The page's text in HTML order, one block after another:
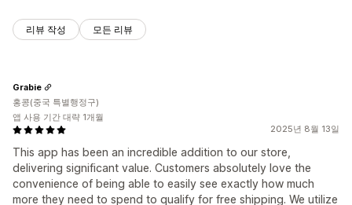
리뷰 작성 모든 리뷰
2025년 8월 13일
This app has been an incredible addition to our store,
delivering significant value. Customers absolutely love the
convenience of being able to easily see exactly how much
more they need to spend to qualify for free shipping. We utilize
Grabie
홍콩(중국 특별행정구)
앱 사용 기간 대략 1개월